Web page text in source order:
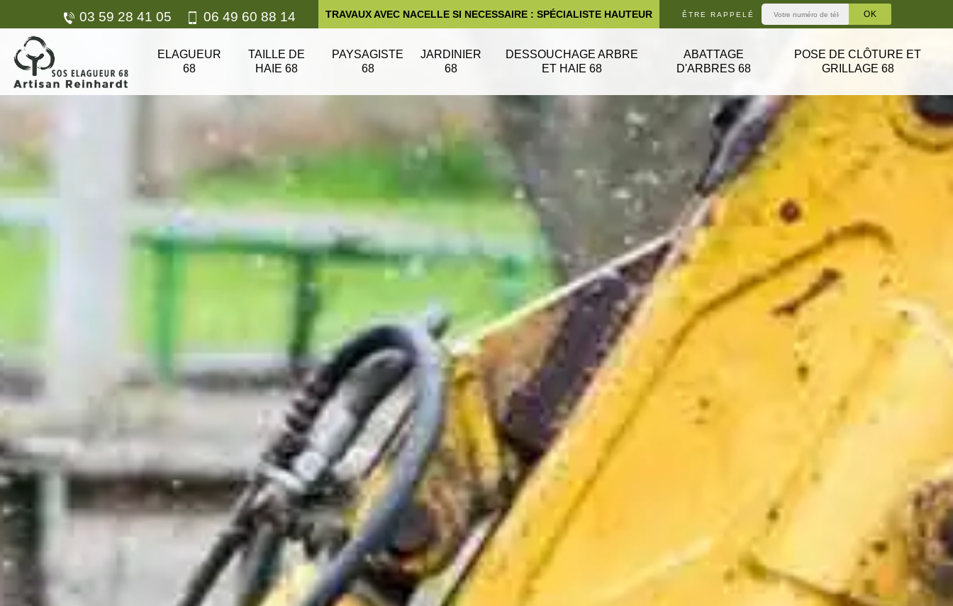
03 59 28 41 05 06 49 60 88 14 TRAVAUX AVEC NACELLE SI NECESSAIRE : SPÉCIALISTE HAUTEUR ÊTRE RAPPELÉ
ELAGUEUR
68
TAILLE DE
HAIE 68
PAYSAGISTE
68
JARDINIER
68
DESSOUCHAGE ARBRE
ET HAIE 68
ABATTAGE
D'ARBRES 68
POSE DE CLÔTURE ET
GRILLAGE 68